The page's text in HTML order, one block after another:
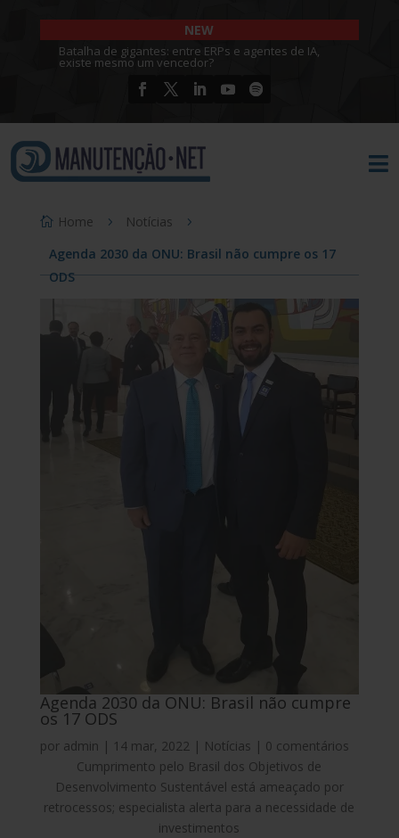
NEW
Batalha de gigantes: entre ERPs e agentes de IA,
existe mesmo um vencedor?

Home
Notícias
Agenda 2030 da ONU: Brasil não cumpre os 17
ODS
Agenda 2030 da ONU: Brasil não cumpre
os 17 ODS
por admin | 14 mar, 2022| Notícias | 0 comentários
Cumprimento pelo Brasil dos Objetivos de
Desenvolvimento Sustentável está ameaçado por
retrocessos; especialista alerta para a necessidade de
investimentos